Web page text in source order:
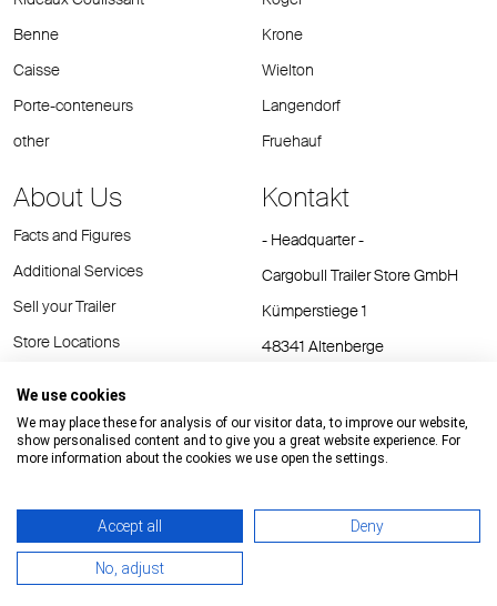
Benne
Caisse
Porte-conteneurs
other
Krone
Wielton
Langendorf
Fruehauf
About Us
Facts and Figures
Additional Services
Sell your Trailer
Store Locations
Kontakt
- Headquarter -
Cargobull Trailer Store GmbH
Kümperstiege 1
48341 Altenberge
E-Mail:cts@cargobull.com
Impressum / Rechtliche Hinweise Datenschutz
We use cookies
We may place these for analysis of our visitor data, to improve our website,
show personalised content and to give you a great website experience. For
more information about the cookies we use open the settings.
Accept all Deny
No, adjust